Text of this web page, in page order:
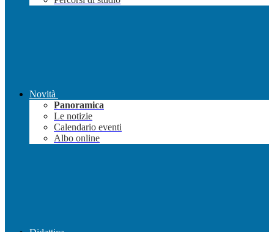
Novità
Panoramica
Le notizie
Calendario eventi
Albo online